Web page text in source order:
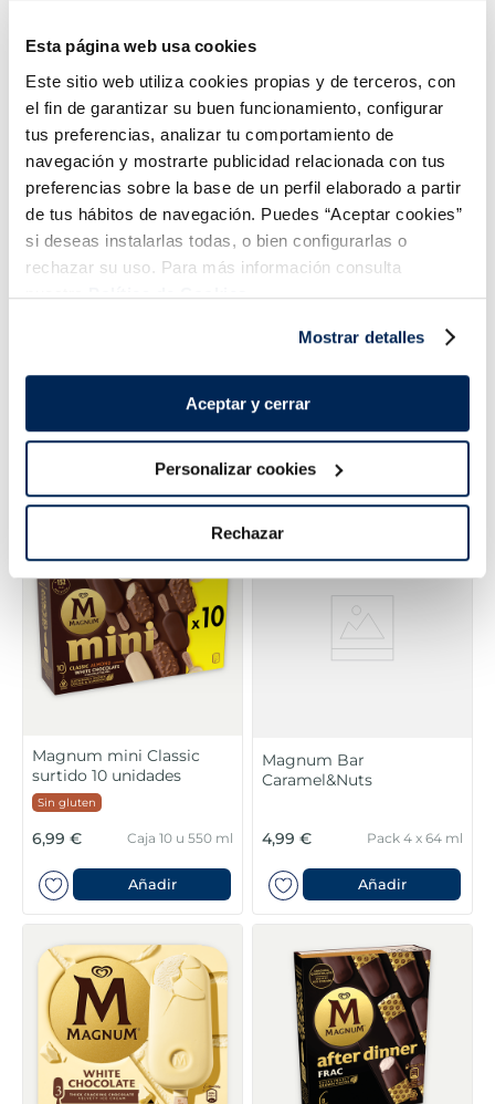
Esta página web usa cookies
Este sitio web utiliza cookies propias y de terceros, con
el fin de garantizar su buen funcionamiento, configurar
tus preferencias, analizar tu comportamiento de
navegación y mostrarte publicidad relacionada con tus
preferencias sobre la base de un perfil elaborado a partir
de tus hábitos de navegación. Puedes “Aceptar cookies”
si deseas instalarlas todas, o bien configurarlas o
rechazar su uso. Para más información consulta
nuestraPolítica de Cookies.
Mostrar detalles
Aceptar y cerrar
Personalizar cookies
Rechazar
5,49 € Caja 8 u 280 ml
Añadir
Magnum mini Double
5,99 € Pack 6ux55ml
Magnum mini Classic
surtido 10 unidades
Sin gluten
6,99 € Caja 10 u 550 ml
Añadir
Magnum Bar
Caramel&Nuts
4,99 € Pack 4 x 64 ml
Añadir